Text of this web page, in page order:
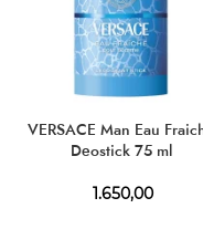
VERSACE Man Eau
Deostick 75 ml
1.650,00